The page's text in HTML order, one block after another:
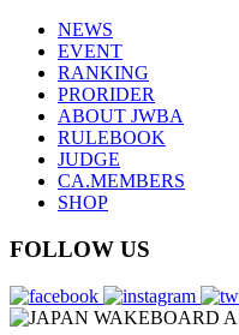
NEWS
EVENT
RANKING
PRORIDER
ABOUT JWBA
RULEBOOK
JUDGE
CA.MEMBERS
SHOP
FOLLOW US